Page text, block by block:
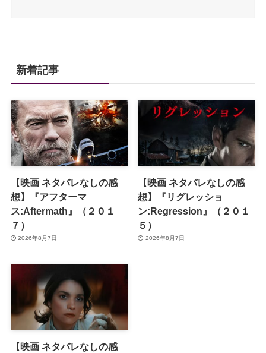
新着記事
【映画 ネタバレなしの感
想】『アフターマ
ス:Aftermath』（２０１
７）
2026年8月7日
【映画 ネタバレなしの感
想】『リグレッショ
ン:Regression』（２０１
５）
2026年8月7日
【映画 ネタバレなしの感